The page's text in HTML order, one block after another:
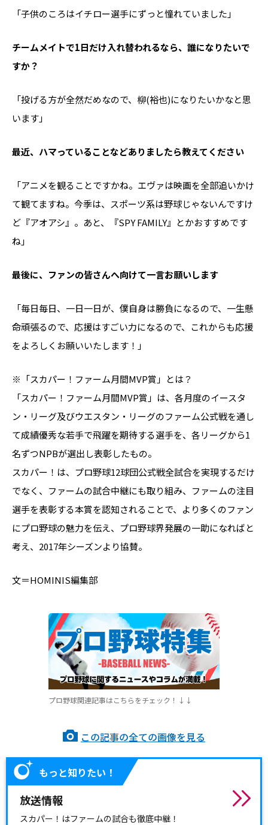
「子供のころはイチロー選手にずっと憧れていました」
――チームメイトで1日だけ入れ替われるなら、誰になりたいで
すか？
「投げる方が全然だめなので、柳(裕也)になりたいかなと思
います」
――最近、ハマっていることなどありましたら教えてください
「アニメを観ることですかね。エヴァは映画を全部追いかけ
て観てますね。今季は、スポーツ系は野球じゃないんですけ
ど『アオアシ』。あと、『SPY FAMILY』とかおすすめです
ね」
――最後に、ファンの皆さんへ向けて一言お願いします
「毎日毎日、一日一日が、僕自身は勝負になるので、一生懸
命頑張るので、応援はすごい力になるので、これからも応援
をよろしくお願いいたします！」
※「スカパー！ファーム月間MVP賞」とは？
「スカパー！ファーム月間MVP賞」は、各月度のイースタ
ン・リーグ及びウエスタン・リーグのファーム公式戦を通し
て成績優秀な若手で飛躍を期待する選手を、各リーグから1
名ずつNPBが選出し表彰したもの。
スカパー！は、プロ野球12球団公式戦全試合を実現するだけ
でなく、ファームの試合中継にも取り組み、ファームの注目
選手を表彰する本賞を認知されることで、より多くのファン
にプロ野球の魅力を伝え、プロ野球界発展の一助になればと
考え、2017年シーズンより協賛。
文＝HOMINIS編集部
プロ野球関連記事はこちらをチェック！↓↓
この記事の全ての画像を見る
もっと知りたい！
放送情報
スカパー！はファームの試合も徹底中継！